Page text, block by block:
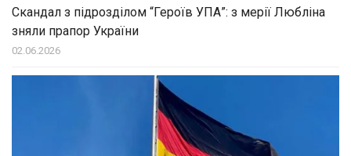
Скандал з підрозділом “Героїв УПА”: з мерії Любліна
зняли прапор України
02.06.2026